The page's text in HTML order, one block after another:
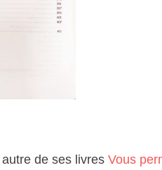
de ses livres Vous